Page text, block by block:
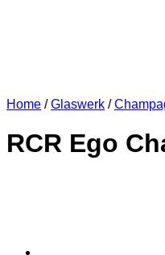
Home / Glaswerk /
RCR Ego